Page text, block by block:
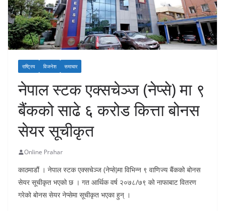
राष्ट्रिय विजनेश समाचार
नेपाल स्टक एक्सचेञ्ज (नेप्से) मा ९
बैंकको साढे ६ करोड कित्ता बोनस
सेयर सूचीकृत
Online Prahar
काठमाडौं । नेपाल स्टक एक्सचेञ्ज (नेप्से)मा विभिन्न ९ वाणिज्य बैंकको बोनस
सेयर सूचीकृत भएको छ । गत आर्थिक वर्ष २०७८/७९ को नाफाबाट वितरण
गरेको बोनस सेयर नेप्सेमा सूचीकृत भएका हुन् ।